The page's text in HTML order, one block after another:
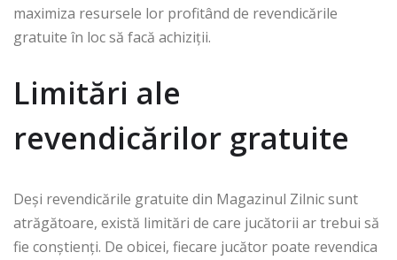
maximiza resursele lor profitând de revendicările
gratuite în loc să facă achiziții.
Limitări ale
revendicărilor gratuite
Deși revendicările gratuite din Magazinul Zilnic sunt
atrăgătoare, există limitări de care jucătorii ar trebui să
fie conștienți. De obicei, fiecare jucător poate revendica